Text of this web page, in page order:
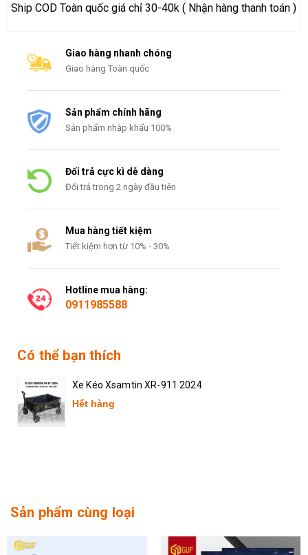
Ship COD Toàn quốc giá chỉ 30-40k ( Nhận hàng thanh toán )
Giao hàng nhanh chóng
Giao hàng Toàn quốc
Sản phẩm chính hãng
Sản phẩm nhập khẩu 100%
Đổi trả cực kì dễ dàng
Đổi trả trong 2 ngày đầu tiên
Mua hàng tiết kiệm
Tiết kiệm hơn từ 10% - 30%
Hotline mua hàng:
0911985588
Có thể bạn thích
Xe Kéo Xsamtin XR-911 2024
Hết hàng
Sản phẩm cùng loại